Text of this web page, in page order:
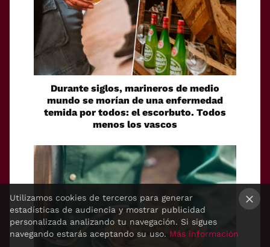
Durante siglos, marineros de medio
mundo se morían de una enfermedad
temida por todos: el escorbuto. Todos
menos los vascos
Utilizamos cookies de terceros para generar
estadísticas de audiencia y mostrar publicidad
personalizada analizando tu navegación. Si sigues
navegando estarás aceptando su uso. Más información